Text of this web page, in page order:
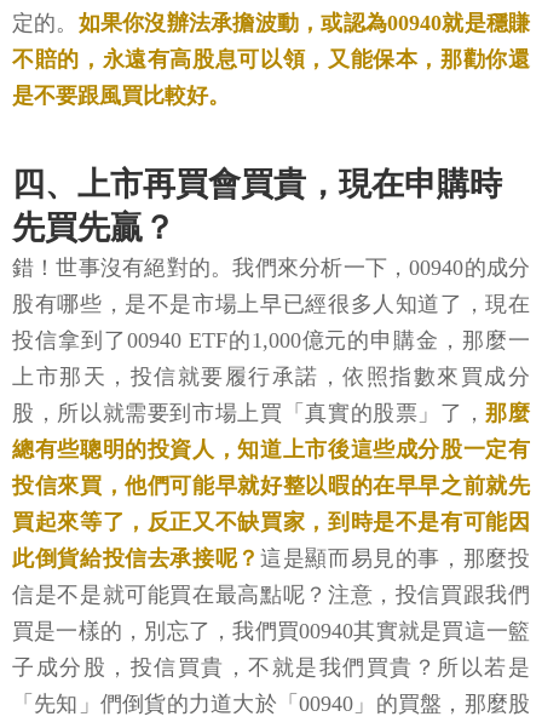
定的。 如果你沒辦法承擔波動，或認為00940就是穩賺
不賠的，永遠有高股息可以領，又能保本，那勸你還
是不要跟風買比較好。
四、上市再買會買貴，現在申購時
先買先贏？
錯！世事沒有絕對的。我們來分析一下，00940的成分
股有哪些，是不是市場上早已經很多人知道了，現在
投信拿到了00940 ETF的1,000億元的申購金，那麼一
上市那天，投信就要履行承諾，依照指數來買成分
股，所以就需要到市場上買「真實的股票」了，那麼
總有些聰明的投資人，知道上市後這些成分股一定有
投信來買，他們可能早就好整以暇的在早早之前就先
買起來等了，反正又不缺買家，到時是不是有可能因
此倒貨給投信去承接呢？ 這是顯而易見的事，那麼投
信是不是就可能買在最高點呢？注意，投信買跟我們
買是一樣的，別忘了，我們買00940其實就是買這一籃
子成分股，投信買貴，不就是我們買貴？所以若是
「先知」們倒貨的力道大於「00940」的買盤，那麼股